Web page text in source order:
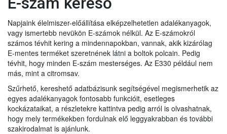
Napjaink élelmiszer-előállítása elképzelhetetlen adalékanyagok,
vagy ismertebb nevükön E-számok nélkül. Az E-számokról
számos tévhit kering a mindennapokban, vannak, akik kizárólag
E-mentes terméket szeretnének látni a boltok polcain. Pedig
tévhit, hogy minden E-szám mesterséges. Az E330 például nem
más, mint a citromsav.
Szűrhető, kereshető adatbázisunk segítségével megismerhetik az
egyes adalékanyagok fontosabb funkcióit, esetleges
kockázataikat, a részletekre kattintva pedig arról is olvashatnak,
hogy mely termékekben fordulnak elő leggyakrabban és további
szakirodalmat is ajánlunk.